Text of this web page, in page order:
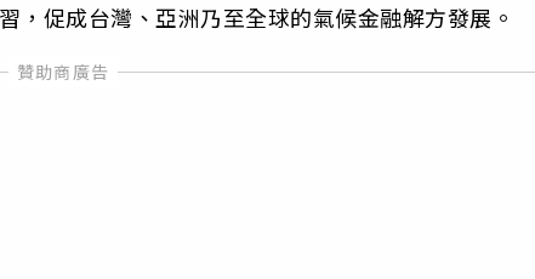
，促成台灣、亞洲乃至全球的氣候金融解方發展。